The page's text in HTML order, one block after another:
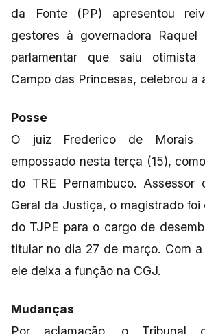
da Fonte (PP) apresentou
gestores à governadora Raquel
parlamentar que saiu
Campo das Princesas, celebrou a
Posse
O juiz Frederico de Morais
empossado nesta terça (15),
do TRE Pernambuco. Assessor
Geral da Justiça, o magistrado foi
do TJPE para o cargo de
titular no dia 27 de março. Com
ele deixa a função na CGJ.
Mudanças